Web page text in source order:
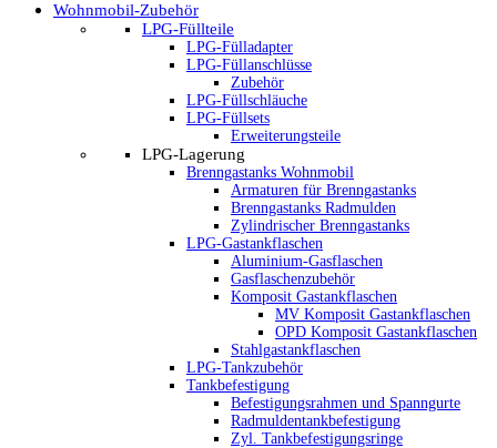
Wohnmobil-Zubehör
LPG-Füllteile
LPG-Fülladapter
LPG-Füllanschlüsse
Zubehör
LPG-Füllschläuche
LPG-Füllsets
Erweiterungsteile
LPG-Lagerung
Brenngastanks Wohnmobil
Armaturen für Brenngastanks
Brenngastanks Radmulden
Zylindrischer Brenngastanks
LPG-Gastankflaschen
Aluminium-Gasflaschen
Gasflaschenzubehör
Komposit Gastankflaschen
MV Komposit Gastankflaschen
OPD Komposit Gastankflaschen
Stahlgastankflaschen
LPG-Tankzubehör
Tankbefestigung
Befestigungsrahmen und Spanngurte
Radmuldentankbefestigung
Zyl. Tankbefestigungsringe